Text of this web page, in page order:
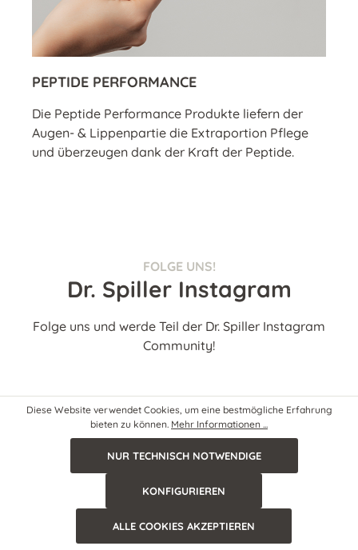
PEPTIDE PERFORMANCE
Die Peptide Performance Produkte liefern der
Augen- & Lippenpartie die Extraportion Pflege
und überzeugen dank der Kraft der Peptide.
FOLGE UNS!
Dr. Spiller Instagram
Folge uns und werde Teil der Dr. Spiller Instagram
Community!
Beim Laden Deiner Instagram Daten ist ein Fehler
aufgetreten.
Diese Website verwendet Cookies, um eine bestmögliche Erfahrung
bieten zu können. Mehr Informationen ...
NUR TECHNISCH NOTWENDIGE
KONFIGURIEREN
ALLE COOKIES AKZEPTIEREN